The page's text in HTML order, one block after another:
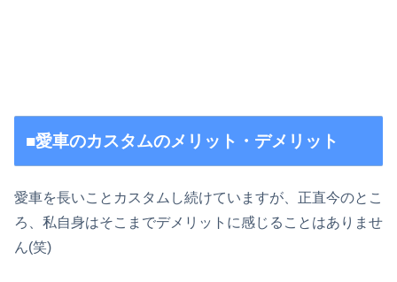
■愛車のカスタムのメリット・デメリット
愛車を長いことカスタムし続けていますが、正直今のとこ
ろ、私自身はそこまでデメリットに感じることはありませ
ん(笑)